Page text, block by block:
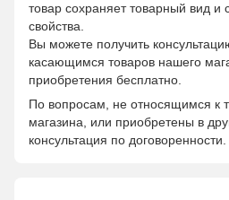
товар сохраняет товарный вид и
свойства.
Вы можете получить
касающимся товаров нашего
приобретения бесплатно.
По вопросам, не относящимся к
магазина, или приобретены в
консультация по договоренности.